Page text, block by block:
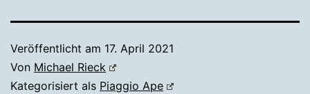
Veröffentlicht am 17. April 2021
Von Michael Rieck
Kategorisiert als Piaggio Ape